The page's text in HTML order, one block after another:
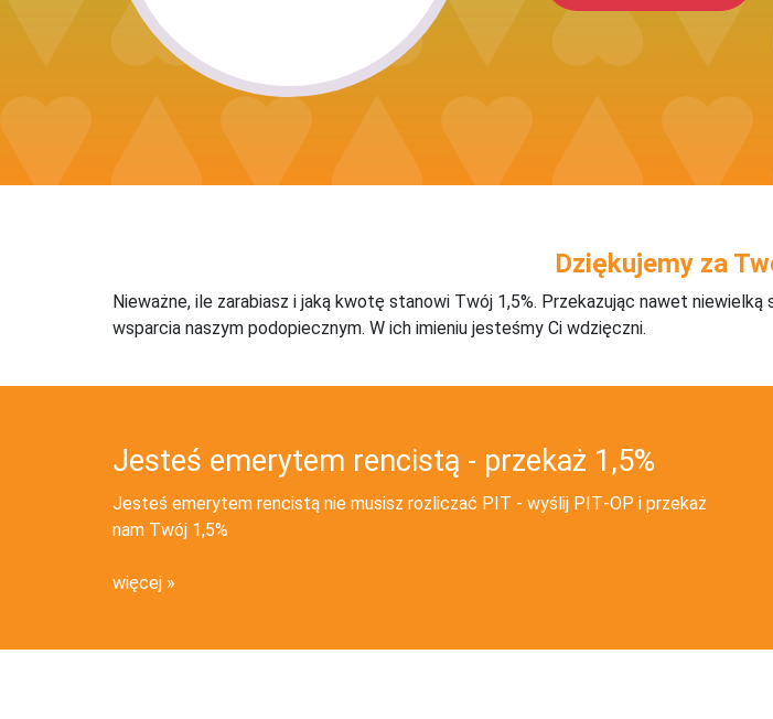
Dziękujemy za
Nieważne, ile zarabiasz i jaką kwotę stanowi Twój 1,5%. Przekazując nawet
wsparcia naszym podopiecznym. W ich imieniu jesteśmy Ci wdzięczni.
Jesteś emerytem rencistą - przekaż 1,5%
Jesteś emerytem rencistą nie musisz rozliczać PIT - wyślij PIT‑OP i przekaż
nam Twój 1,5%
więcej